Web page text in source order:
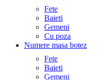
Fete
Baieti
Gemeni
Cu poza
Numere masa botez
Fete
Baieti
Gemeni